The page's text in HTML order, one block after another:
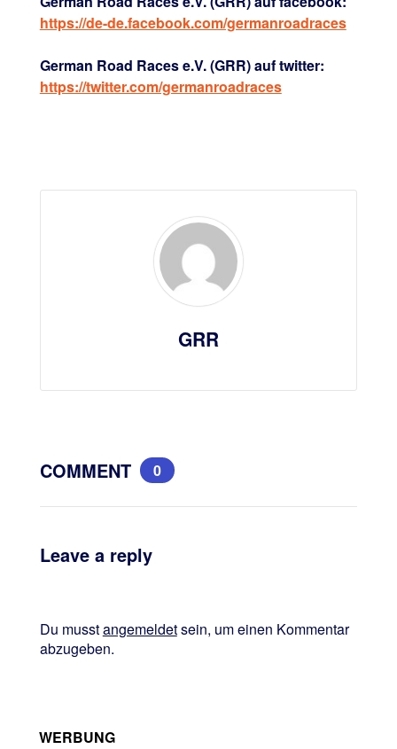
https://de-de.facebook.com/germanroadraces
German Road Races e.V. (GRR) auf twitter:
https://twitter.com/germanroadraces
GRR
COMMENT 0
Leave a reply
Du musstangemeldetsein, um einen Kommentar
abzugeben.
WERBUNG